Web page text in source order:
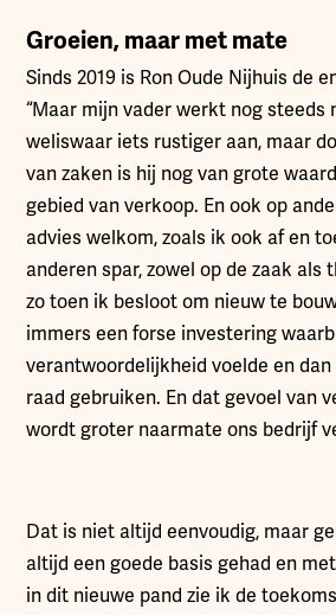
Groeien, maar met mate
Sinds 2019 is Ron Oude Nijhuis de
“Maar mijn vader werkt nog steeds
weliswaar iets rustiger aan, maar
van zaken is hij nog van grote
gebied van verkoop. En ook op
advies welkom, zoals ik ook af en
anderen spar, zowel op de zaak als
zo toen ik besloot om nieuw te
immers een forse investering
verantwoordelijkheid voelde en
raad gebruiken. En dat gevoel van
wordt groter naarmate ons bedrijf
Dat is niet altijd eenvoudig, maar
altijd een goede basis gehad en
in dit nieuwe pand zie ik de